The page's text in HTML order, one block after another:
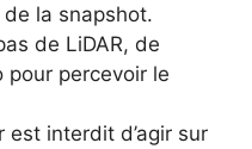
la snapshot.
de LiDAR, de
pour percevoir le
est interdit d’agir sur